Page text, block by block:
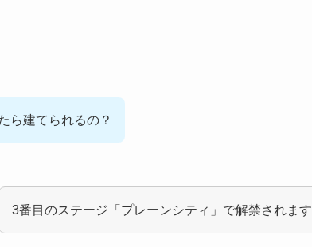
ら建てられるの？
3番目のステージ「プレーンシティ」で解禁されます